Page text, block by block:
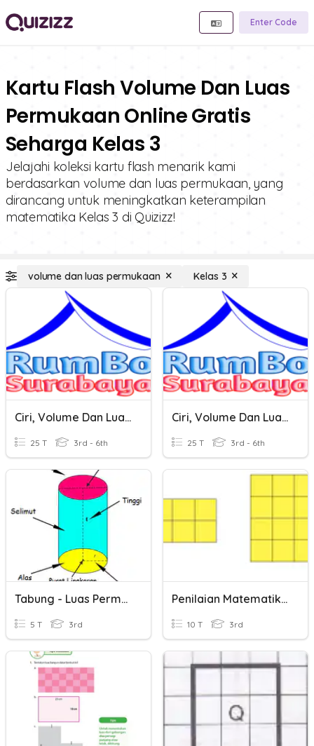
Enter Code
Kartu Flash Volume Dan Luas
Permukaan Online Gratis
Seharga Kelas 3
Jelajahi koleksi kartu flash menarik kami
berdasarkan volume dan luas permukaan, yang
dirancang untuk meningkatkan keterampilan
matematika Kelas 3 di Quizizz!
volume dan luas permukaan Kelas 3
Ciri, Volume Dan Luas Permukaan Balok
25 T 3rd - 6th
Ciri, Volume Dan Luas Permukaan Kubus
25 T 3rd - 6th
Tabung - Luas Permukaan Dan Volume
5 T 3rd
Penilaian Matematika KD 3.8 Luas Dan Volume
10 T 3rd